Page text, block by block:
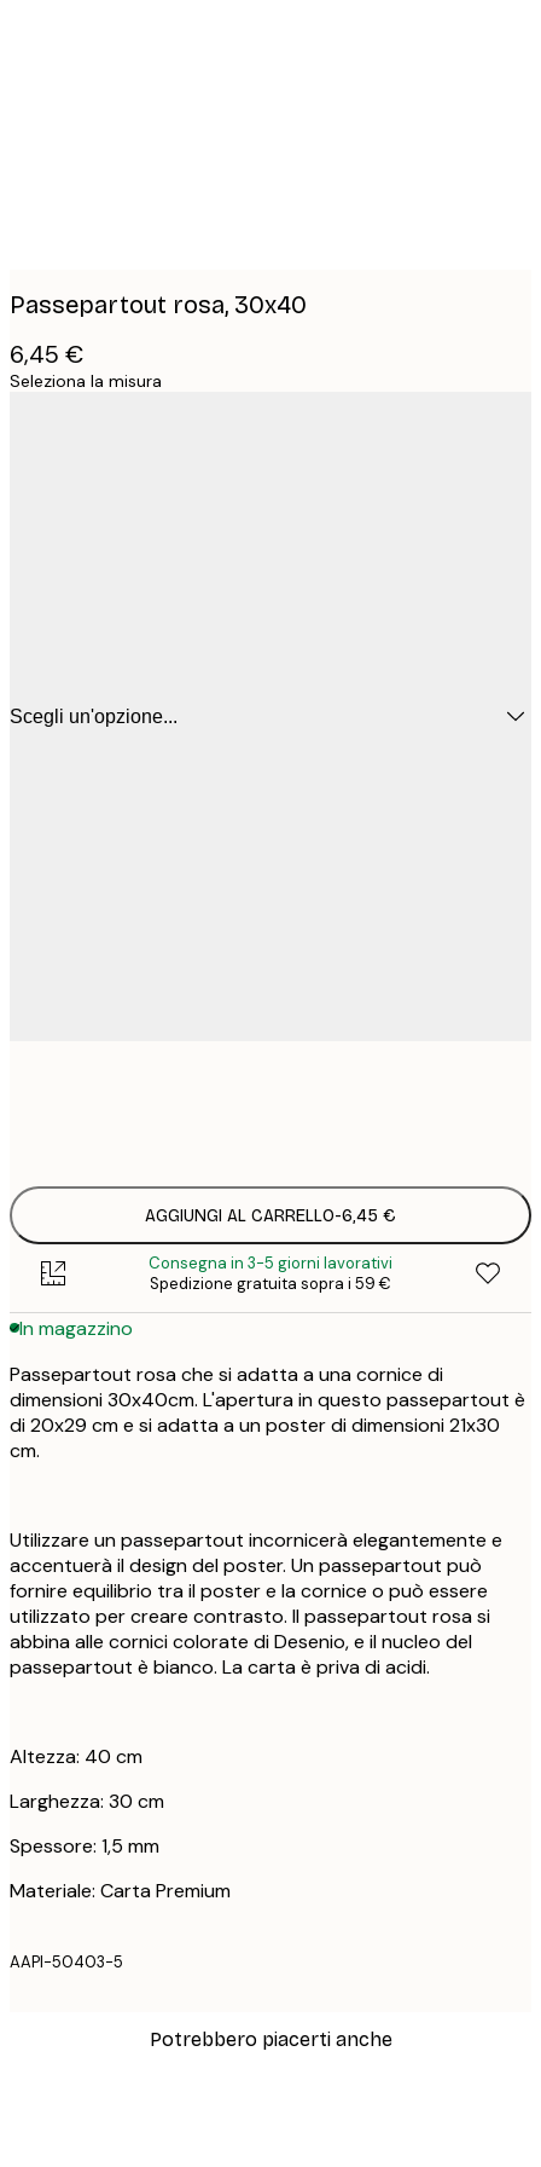
Passepartout rosa, 30x40
6,45 €
Seleziona la misura
Scegli un'opzione...
AGGIUNGI AL CARRELLO-6,45 €
Consegna in 3-5 giorni lavorativi
Spedizione gratuita sopra i 59 €
In magazzino
Passepartout rosa che si adatta a una cornice di
dimensioni 30x40cm. L'apertura in questo passepartout è
di 20x29 cm e si adatta a un poster di dimensioni 21x30
cm.
Utilizzare un passepartout incornicerà elegantemente e
accentuerà il design del poster. Un passepartout può
fornire equilibrio tra il poster e la cornice o può essere
utilizzato per creare contrasto. Il passepartout rosa si
abbina alle cornici colorate di Desenio, e il nucleo del
passepartout è bianco. La carta è priva di acidi.
Altezza: 40 cm
Larghezza: 30 cm
Spessore: 1,5 mm
Materiale: Carta Premium
AAPI-50403-5
Potrebbero piacerti anche